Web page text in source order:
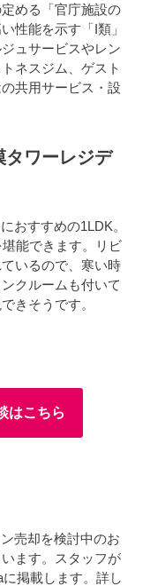
める「官庁施設の
性能を示す「I類」
ュサービスやレン
ネスジム、ゲスト
共用サービス・設
タワーレジデ
おすすめの1LDK。
能できます。リビ
いるので、寒い時
クルームも付いて
きそうです。
はこちら
売却を検討中のお
ます。スタッフが
掲載します。詳し